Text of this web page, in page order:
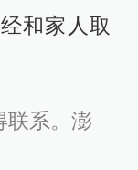
和家人取
联系。澎